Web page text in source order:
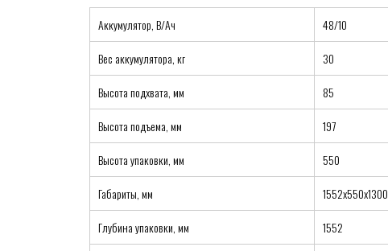
Аккумулятор, В/Ач
48/10
Вес аккумулятора, кг
30
Высота подхвата, мм
85
Высота подъема, мм
197
Высота упаковки, мм
550
Габариты, мм
1552x550x1300
Глубина упаковки, мм
1552